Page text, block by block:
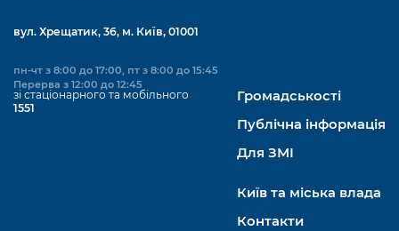
вул. Хрещатик, 36, м. Київ, 01001
пн-чт з 8:00 до 17:00, пт з 8:00 до 15:45
Перерва з 12:00 до 12:45
зі стаціонарного та мобільного
1551
Громадськості
Публічна інформація
Для ЗМІ
Київ та міська влада
Контакти